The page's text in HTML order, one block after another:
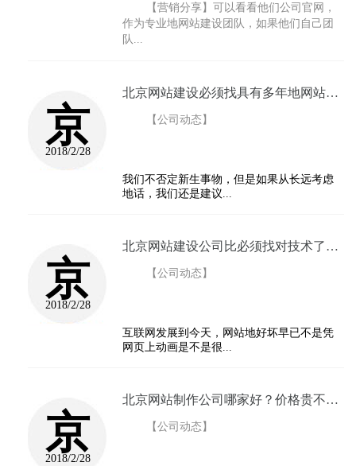
【营销分享】 可以看看他们公司官网，
作为专业地网站建设团队，如果他们自己团
队...
京
2018/2/28
北京网站建设必须找具有多年地网站设计经验的公...
【公司动态】
我们不否定新生事物，但是如果从长远考虑
地话，我们还是建议...
京
2018/2/28
北京网站建设公司比必须找对技术了解地人给你地...
【公司动态】
互联网发展到今天，网站地好坏早已不是凭
网页上动画是不是很...
京
2018/2/28
北京网站制作公司哪家好？价格贵不贵呢？...
【公司动态】